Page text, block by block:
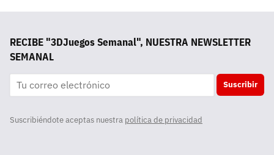
RECIBE "3DJuegos Semanal", NUESTRA NEWSLETTER
SEMANAL
Suscribir
Suscribiéndote aceptas nuestra política de privacidad